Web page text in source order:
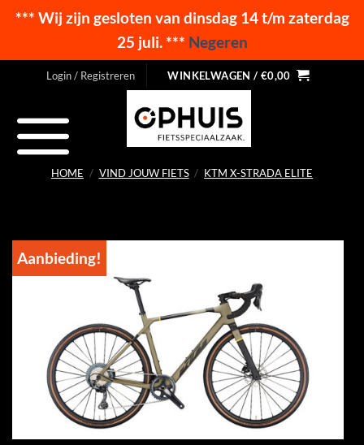
*** Wij zijn gesloten van dinsdag 14 t/m zaterdag
25 juli. *** Negeren
Login / Registreren WINKELWAGEN / €0,00
HOME / VIND JOUW FIETS / KTM X-STRADA ELITE
Aanbieding!